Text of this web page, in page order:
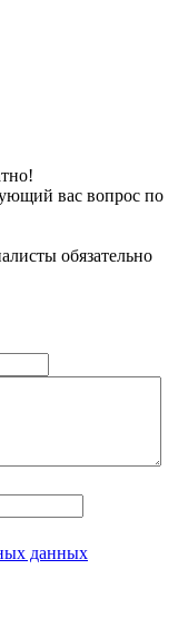
вас вопрос по
обязательно
данных